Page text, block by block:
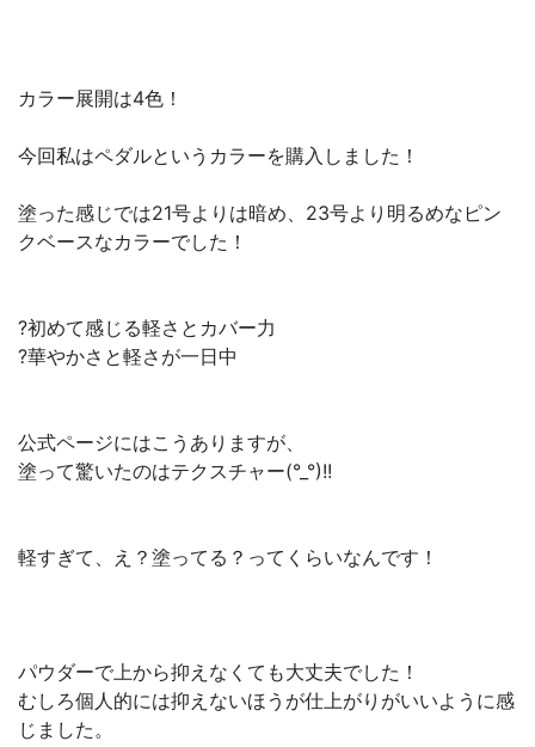
カラー展開は4色！
今回私はペダルというカラーを購入しました！
塗った感じでは21号よりは暗め、23号より明るめなピン
クベースなカラーでした！
?初めて感じる軽さとカバー力
?華やかさと軽さが一日中
公式ページにはこうありますが、
塗って驚いたのはテクスチャー(°_°)!!
軽すぎて、え？塗ってる？ってくらいなんです！
パウダーで上から抑えなくても大丈夫でした！
むしろ個人的には抑えないほうが仕上がりがいいように感
じました。